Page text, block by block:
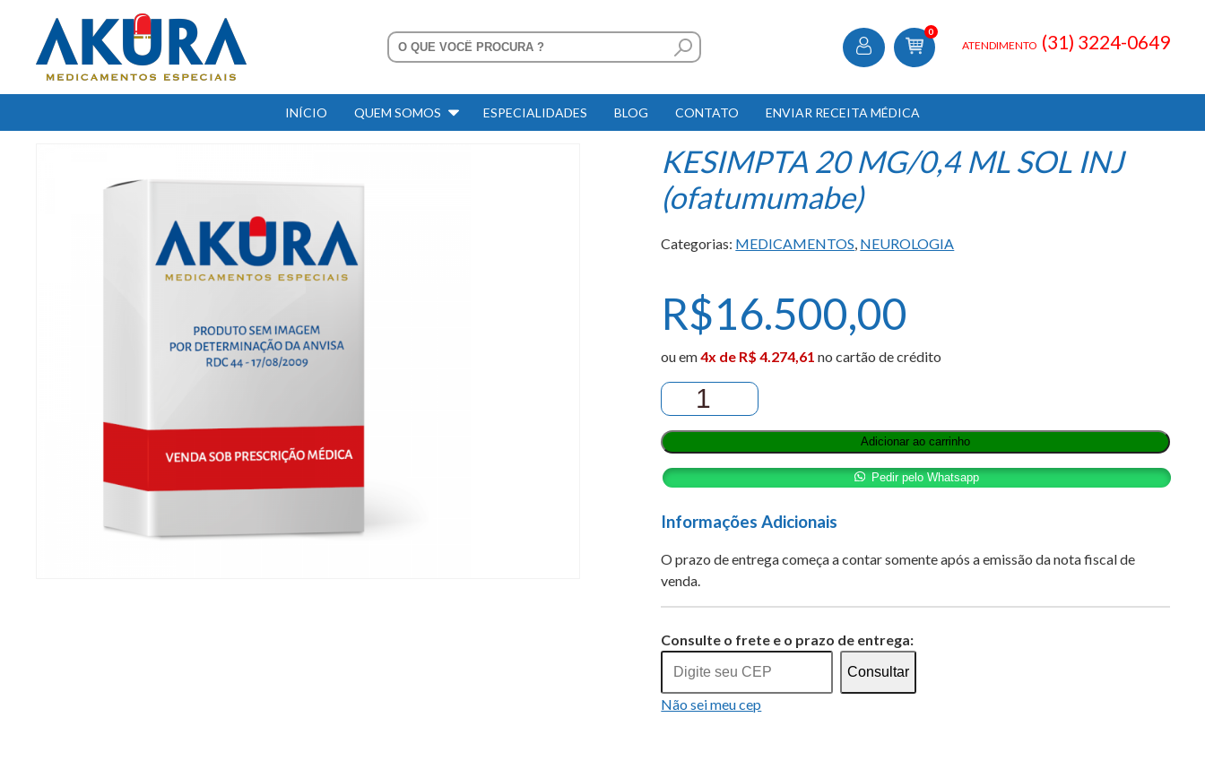
0
ATENDIMENTO (31) 3224-0649
INÍCIO QUEM SOMOS ESPECIALIDADES BLOG CONTATO ENVIAR RECEITA MÉDICA
KESIMPTA 20 MG/0,4 ML SOL INJ
(ofatumumabe)
Categorias: MEDICAMENTOS, NEUROLOGIA
R$16.500,00
ou em4x de R$ 4.274,61 no cartão de crédito
KESIMPTA
20
MG/0,4
ML
SOL
(ofatumumabe)
Adicionar ao carrinho
Pedir pelo Whatsapp
Informações Adicionais
O prazo de entrega começa a contar somente após a emissão da nota fiscal de
venda.
Consulte o frete e o prazo de entrega:
Consultar
Não sei meu cep